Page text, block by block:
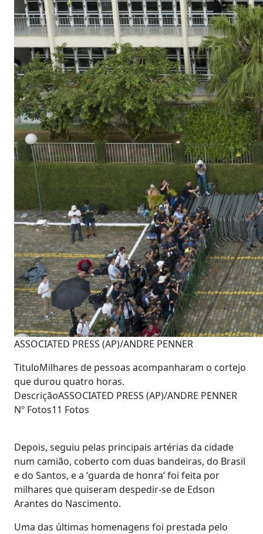
ASSOCIATED PRESS (AP)/ANDRE PENNER
TituloMilhares de pessoas acompanharam o cortejo
que durou quatro horas.
DescriçãoASSOCIATED PRESS (AP)/ANDRE PENNER
Nº Fotos11 Fotos
Depois, seguiu pelas principais artérias da cidade
num camião, coberto com duas bandeiras, do Brasil
e do Santos, e a ‘guarda de honra’ foi feita por
milhares que quiseram despedir-se de Edson
Arantes do Nascimento.
Uma das últimas homenagens foi prestada pelo